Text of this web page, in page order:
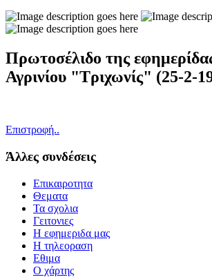
Πρωτοσέλιδο της
Αγρινίου "Τριχωνίς" (25-2-
Επιστροφή..
Άλλες συνδέσεις
Επικαιροτητα
Θεματα
Τα σχολια
Γειτονιες
Η εφημεριδα μας
Η τηλεοραση
Εθιμα
Ο χάρτης